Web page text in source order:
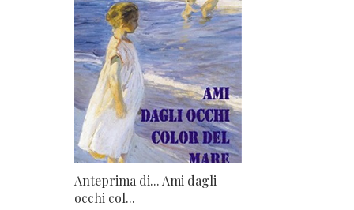
Anteprima di... Ami dagli
occhi col...